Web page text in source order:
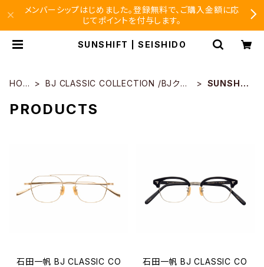
メンバーシップはじめました。登録無料で、ご購入金額に応
じてポイントを付与します。
SUNSHIFT | SEISHIDO
HOM
BJ CLASSIC COLLECTION /BJクラ
SUNSHIF
PRODUCTS
石田一帆 BJ CLASSIC CO
石田一帆 BJ CLASSIC CO